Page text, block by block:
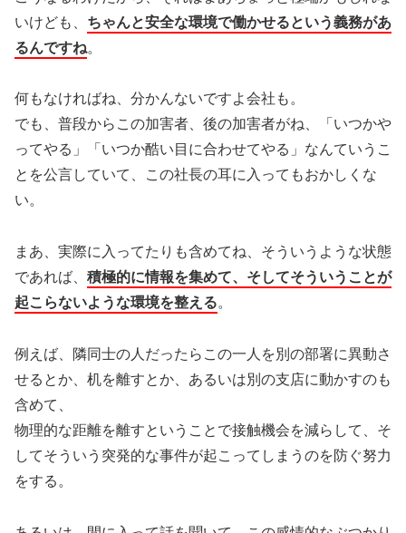
いけども、 ちゃんと安全な環境で働かせるという義務があ
るんですね。
何もなければね、分かんないですよ会社も。
でも、普段からこの加害者、後の加害者がね、「いつかや
ってやる」「いつか酷い目に合わせてやる」なんていうこ
とを公言していて、この社長の耳に入ってもおかしくな
い。
まあ、実際に入ってたりも含めてね、そういうような状態
であれば、 積極的に情報を集めて、そしてそういうことが
起こらないような環境を整える。
例えば、隣同士の人だったらこの一人を別の部署に異動さ
せるとか、机を離すとか、あるいは別の支店に動かすのも
含めて、
物理的な距離を離すということで接触機会を減らして、そ
してそういう突発的な事件が起こってしまうのを防ぐ努力
をする。